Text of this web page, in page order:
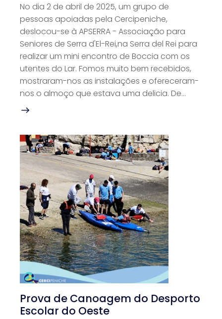
No dia 2 de abril de 2025, um grupo de
pessoas apoiadas pela Cercipeniche,
deslocou-se à APSERRA - Associação para
Seniores de Serra d'El-Rei,na Serra del Rei para
realizar um mini encontro de Boccia com os
utentes do Lar. Fomos muito bem recebidos,
mostraram-nos as instalações e ofereceram-
nos o almoço que estava uma delicia. De…
Prova de Canoagem do Desporto
Escolar do Oeste ️